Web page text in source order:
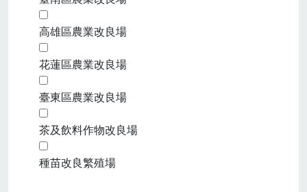
高雄區農業改良場
花蓮區農業改良場
臺東區農業改良場
茶及飲料作物改良場
種苗改良繁殖場